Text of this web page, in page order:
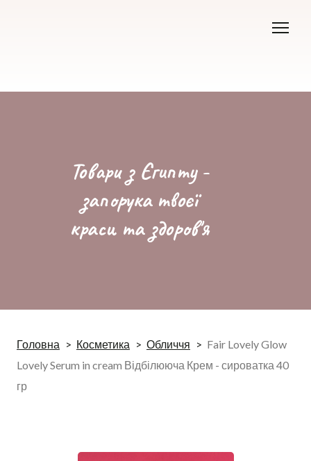
Товари з Єгипту -
запорука твоєї
краси та здоров'я
Головна Косметика Обличчя
Fair Lovely Glow
Lovely Serum in cream Відбілююча Крем - сироватка 40
гр